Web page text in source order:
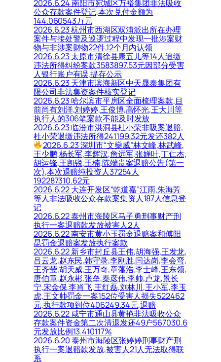
2026.6.24 南阳市宛城区万裕集团非法吸收
公众存款案件登记,本次兑付金额为
144.060543万元
2026.6.23 杭州市西湖区双浦派出所在办理
案件与接处警及巡逻过程中发现一批涉案财
物与非涉案财物22件,12个月内认领
2026.6.23 太原市清徐县康五儿等14人追缴
违法所得纠纷案款3583897.53元因部分受害
人银行账户有误,提存公示
2026.6.23 天津市滨海新区中天晟泰集团有
限公司非法集资案件核实登记
2026.6.23 哈尔滨市平房区全面梳理案款,目
前尚有刘洋,刘婷婷,王俊博,高怀光,王大川等
执行人的306笔案款不能及时发放
2026.6.23 临汾市洪洞县杜小荣非吸案退赔,
杜小荣退缴违法所得241199.32元发还382人
2026.6.23 深圳市“文燊威”林文峰,林武峰,
王少鹏,杨长军,李辉汉,詹远军,张婵叶,丁仁杰,
胡运锋,王凯锐,王楠,陈端贵案退赔公告(第一
次),本次退赔纯投资人37254人
192287310.62元
2026.6.22 大连开发区“乾道嘉”江雨,朱海芳
等人非法吸收公众存款案集资人187人信息登
记
2026.6.22 泰州市海陵区马子勇刑事财产刑
执行一案退赔款发放被害人2人
2026.6.22 南安市黄小玉罚金退赔案和傅阳
昆罚金退赔案发放执行案款
2026.6.22 新乡市封丘县王伟,胡海强,王发龙,
吕云龙,赵东民,韩守录,李刚胜,闫达岗,李会弯,
王齐莹,胡天威,王万奇,章藩浩,李士峰,王东领,
唐伯章,赵永彬,张垒,秦彦伟,李帅,卢龙,景长
宁,宋金保,李肖飞,王红磊,刘林川,王小军,李玉
虎,王文帅罚金一案152位受害人损失522462
元,执行款项到位406249.34元,退赔
2026.6.22 咸宁市通山县黄艳非法吸收公众
存款案件资金第二次清退发还49户567030.6
元发放比例13.410117%
2026.6.20 泰州市海陵区张婷婷刑事财产刑
执行一案退赔款发放,被害人21人无法取得联
系